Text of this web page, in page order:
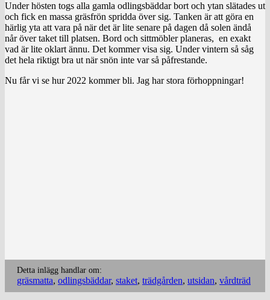
Under hösten togs alla gamla odlingsbäddar bort och ytan slätades ut
och fick en massa gräsfrön spridda över sig. Tanken är att göra en
härlig yta att vara på när det är lite senare på dagen då solen ändå
når över taket till platsen. Bord och sittmöbler planeras, en exakt
vad är lite oklart ännu. Det kommer visa sig. Under vintern så såg
det hela riktigt bra ut när snön inte var så påfrestande.
Nu får vi se hur 2022 kommer bli. Jag har stora förhoppningar!
Detta inlägg handlar om:
gräsmatta, odlingsbäddar, staket, trädgården, utsidan, vårdträd